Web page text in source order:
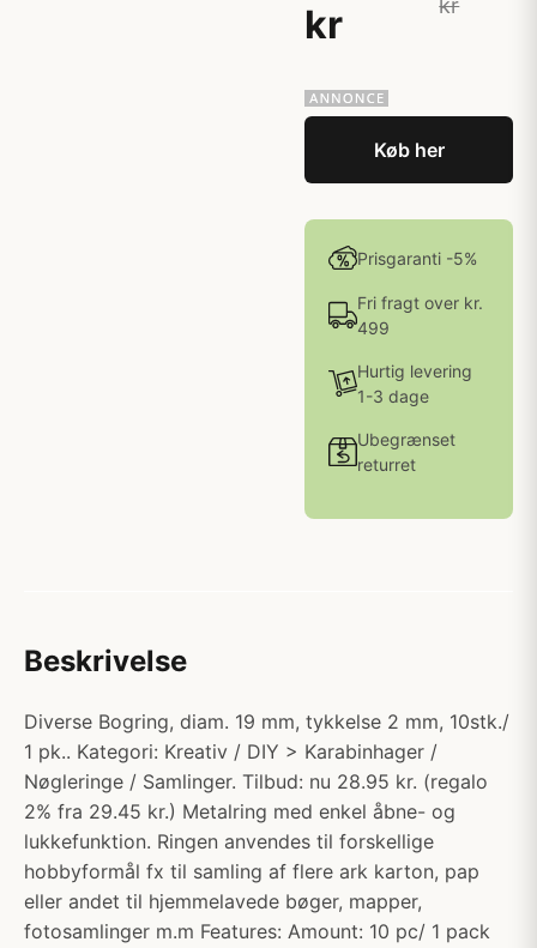
kr
kr
Køb her
Prisgaranti -5%
Fri fragt over kr.
499
Hurtig levering
1-3 dage
Ubegrænset
returret
Beskrivelse
Diverse Bogring, diam. 19 mm, tykkelse 2 mm, 10stk./
1 pk.. Kategori: Kreativ / DIY > Karabinhager /
Nøgleringe / Samlinger. Tilbud: nu 28.95 kr. (regalo
2% fra 29.45 kr.) Metalring med enkel åbne- og
lukkefunktion. Ringen anvendes til forskellige
hobbyformål fx til samling af flere ark karton, pap
eller andet til hjemmelavede bøger, mapper,
fotosamlinger m.m Features: Amount: 10 pc/ 1 pack